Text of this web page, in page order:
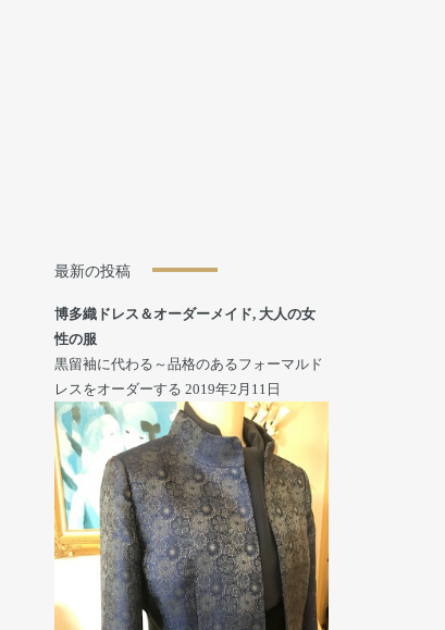
最新の投稿
博多織ドレス＆オーダーメイド, 大人の女
性の服
黒留袖に代わる～品格のあるフォーマルド
レスをオーダーする 2019年2月11日